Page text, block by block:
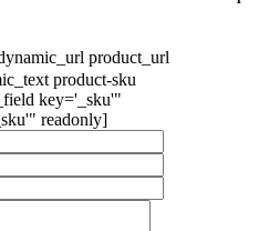
product_url
product-sku
key='_sku'"
readonly]